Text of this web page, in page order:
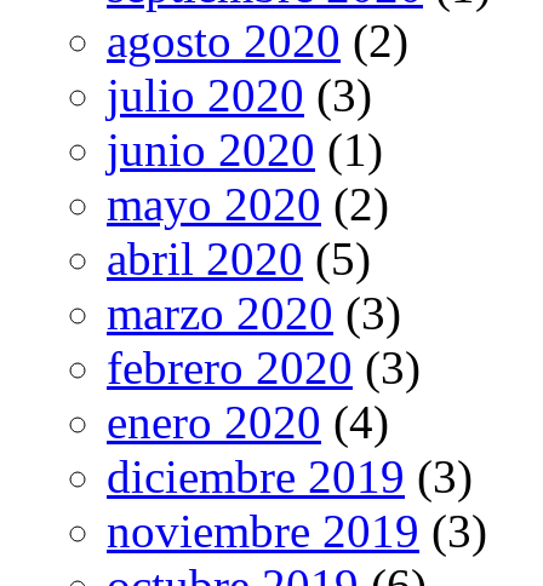
agosto 2020 (2)
julio 2020 (3)
junio 2020 (1)
mayo 2020 (2)
abril 2020 (5)
marzo 2020 (3)
febrero 2020 (3)
enero 2020 (4)
diciembre 2019 (3)
noviembre 2019 (3)